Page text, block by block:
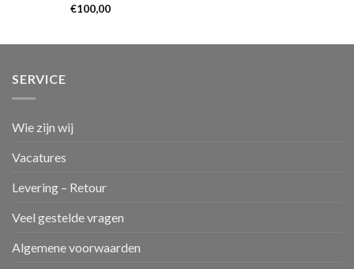
Gewaardeerd
€100,00
SERVICE
Wie zijn wij
Vacatures
Levering – Retour
Veel gestelde vragen
Algemene voorwaarden